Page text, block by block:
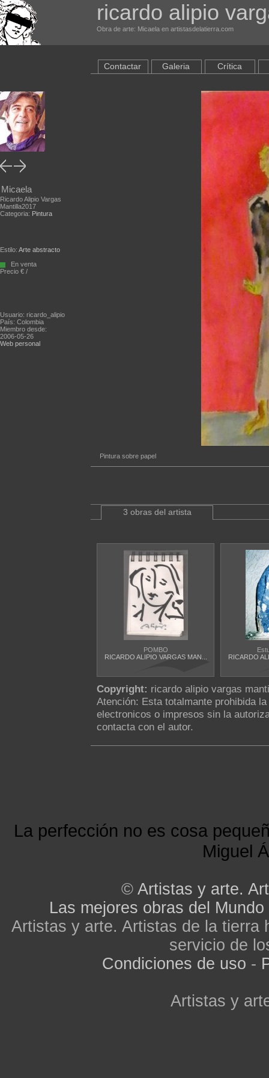
ricardo alipio
Obra de arte: Micaela en artistasdelatierra.com
Micaela
Ricardo Alipio Vargas
Mantilla2017
Categoria: Pintura
Estilo: Arte abstracto
En venta
Precio € /
Usuario: ricardo_alipio
País: Colombia
Miembro desde:
2006-05-26
Web personal
Contactar Galeria Crítica
Pintura sobre papel
3 obras del artista
POMBO
RICARDO ALIPIO VARGAS MAN...
RICARDO
Copyright: ricardo alipio vargas
Atención: Esta totalmante prohibida
electronicos o impresos sin la
contacta con el autor.
La perfección no es cosa
Miguel
© Artistas y arte.
Las mejores obras del Mundo
Artistas y arte. Artistas de la tierra
servicio de
Condiciones de uso -
Artistas y